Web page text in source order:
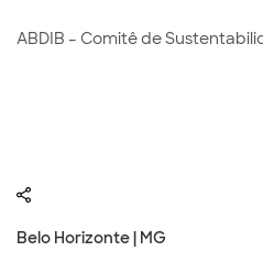
ABDIB – Comitê de
Belo Horizonte | MG